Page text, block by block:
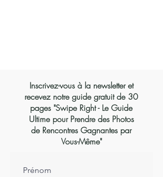
Inscrivez-vous à la newsletter et
recevez notre guide gratuit de 30
pages "Swipe Right - Le Guide
Ultime pour Prendre des Photos
de Rencontres Gagnantes par
Vous-Même"